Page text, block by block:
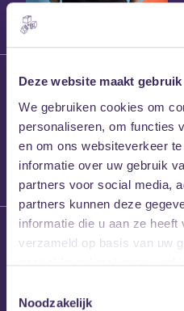
Deze website maakt
We gebruiken cookies om
personaliseren, om functies
en om ons websiteverkeer
informatie over uw gebruik
partners voor social media,
partners kunnen deze
informatie die u aan ze
verzameld op basis van uw
Noodzakelijk